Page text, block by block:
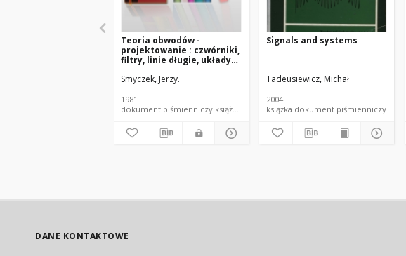
Teoria obwodów -
projektowanie : czwórniki,
filtry, linie długie, układy
Smyczek, Jerzy.
1981
dokument piśmienniczy książka skrypt PŁ
Signals and systems
Tadeusiewicz, Michał
2004
książka dokument piśmienniczy
DANE KONTAKTOWE